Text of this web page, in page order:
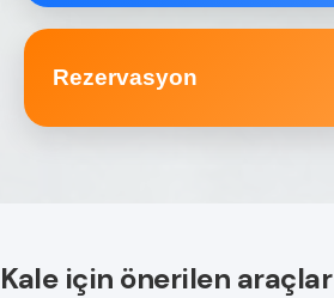
Rezervasyon
Kale için önerilen araçlar